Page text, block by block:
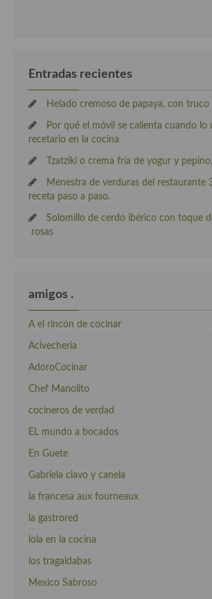
Entradas recientes
Helado cremoso de papaya, con truco
Por qué el móvil se calienta cuando lo
recetario en la cocina
Tzatziki o crema fría de yogur y
Menestra de verduras del restaurante
receta paso a paso.
Solomillo de cerdo ibérico con toque
rosas
amigos .
A el rincón de cocinar
Acivecheria
AdoroCocinar
Chef Manolito
cocineros de verdad
EL mundo a bocados
En Guete
Gabriela clavo y canela
la francesa aux fourneaux
la gastrored
lola en la cocina
los tragaldabas
Mexico Sabroso